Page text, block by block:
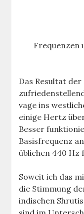
Frequenzen
Das Resultat
vage ins
einige Hertz
Besser
Basisfrequenz
üblichen 440 Hz
Soweit ich das
die Stimmung
indischen